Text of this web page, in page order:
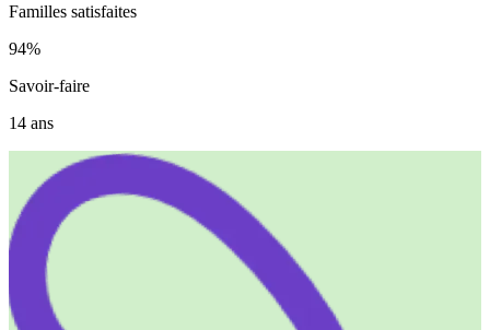
Familles satisfaites
94%
Savoir-faire
14 ans